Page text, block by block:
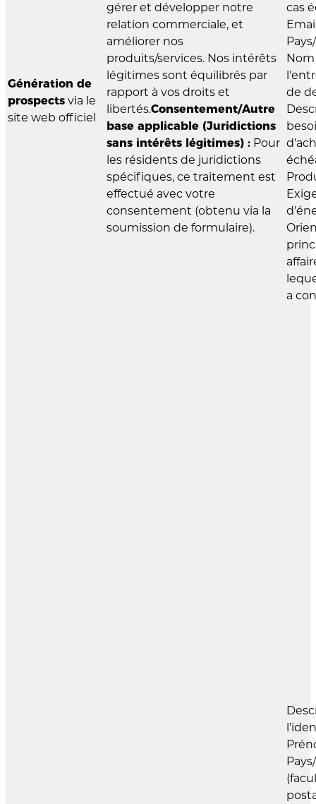
Génération de
prospects via le
site web officiel
gérer et développer notre
relation commerciale, et
améliorer nos
produits/services. Nos intérêts
légitimes sont équilibrés par
rapport à vos droits et
libertés.Consentement/Autre
base applicable (Juridictions
sans intérêts légitimes) : Pour
les résidents de juridictions
spécifiques, ce traitement est
effectué avec votre
consentement (obtenu via la
soumission de formulaire).
cas
de
a